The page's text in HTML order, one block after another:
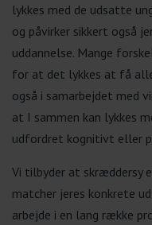
lykkes med de udsatte
og påvirker sikkert også
uddannelse. Mange
for at det lykkes at få
også i samarbejdet med
at I sammen kan lykkes
udfordret kognitivt eller
Vi tilbyder at skræddersy
matcher jeres konkrete
arbejde i en lang række